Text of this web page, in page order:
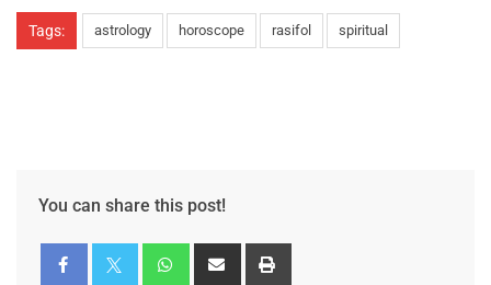
Tags: astrology horoscope rasifol spiritual
You can share this post!